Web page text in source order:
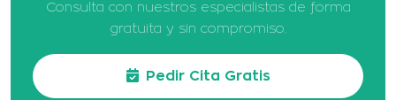
Consulta con nuestros especialistas de forma
gratuita y sin compromiso.
Pedir Cita Gratis